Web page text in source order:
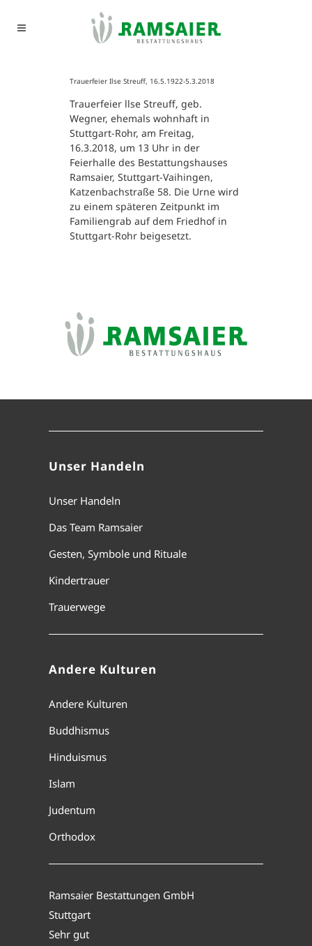
Trauerfeier Ilse Streuff, 16.5.1922-5.3.2018
Trauerfeier llse Streuff, geb.
Wegner, ehemals wohnhaft in
Stuttgart-Rohr, am Freitag,
16.3.2018, um 13 Uhr in der
Feierhalle des Bestattungshauses
Ramsaier, Stuttgart-Vaihingen,
Katzenbachstraße 58. Die Urne wird
zu einem späteren Zeitpunkt im
Familiengrab auf dem Friedhof in
Stuttgart-Rohr beigesetzt.
Unser Handeln
Unser Handeln
Das Team Ramsaier
Gesten, Symbole und Rituale
Kindertrauer
Trauerwege
Andere Kulturen
Andere Kulturen
Buddhismus
Hinduismus
Islam
Judentum
Orthodox
Ramsaier Bestattungen GmbH
Stuttgart
Sehr gut